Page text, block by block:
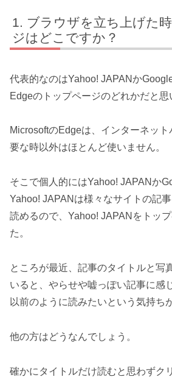
ブラウザを立ち上げた
ジはどこですか？
代表的なのはYahoo! JAPANか
Edgeのトップページのどれかだと思
MicrosoftのEdgeは、インターネッ
要な時以外はほとんど使いません。
そこで個人的にはYahoo! JAPANか
Yahoo! JAPANは様々なサイトの記
読めるので、Yahoo! JAPANをトッ
た。
ところが最近、記事のタイトルと写
いると、やらせや嘘っぽい記事に感
以前のように読みたいという気持ち
他の方はどうなんでしょう。
確かにタイトルだけ読むと思わずク